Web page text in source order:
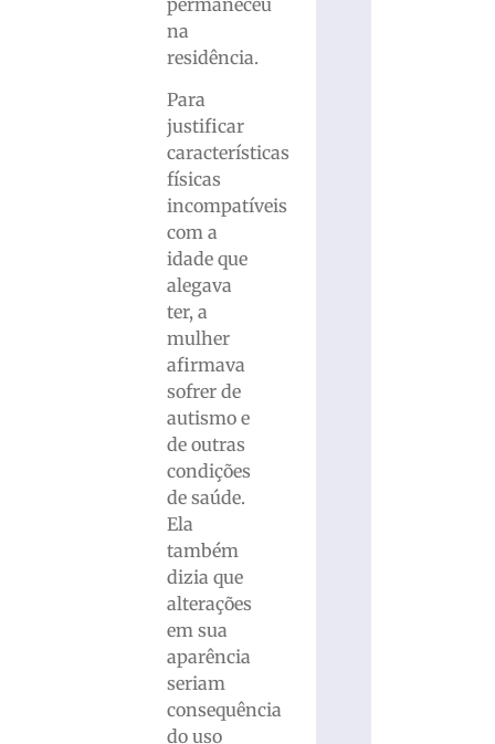
na
residência.
Para
justificar
características
físicas
incompatíveis
com a
idade que
alegava
ter, a
mulher
afirmava
sofrer de
autismo e
de outras
condições
de saúde.
Ela
também
dizia que
alterações
em sua
aparência
seriam
consequência
do uso